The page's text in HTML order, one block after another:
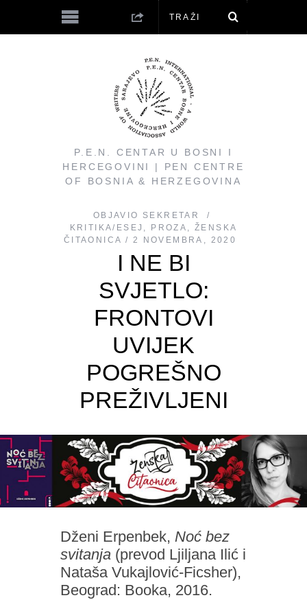
P.E.N. CENTAR U BOSNI I
HERCEGOVINI | PEN CENTRE
OF BOSNIA & HERZEGOVINA
OBJAVIO
SEKRETAR
KRITIKA/ESEJ , PROZA ,ŽENSKA
ČITAONICA
2 NOVEMBRA, 2020
I NE BI
SVJETLO:
FRONTOVI
UVIJEK
POGREŠNO
PREŽIVLJENI
Dženi Erpenbek, Noć bez
svitanja(prevod Ljiljana Ilić i
Nataša Vukajlović-Ficsher),
Beograd: Booka, 2016.